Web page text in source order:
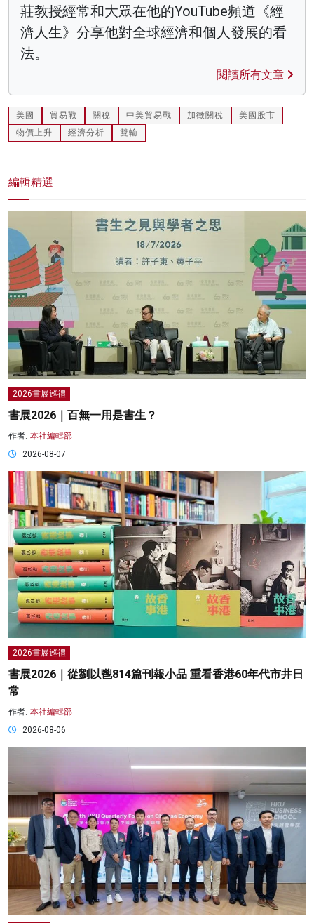
莊教授經常和大眾在他的YouTube頻道《經
濟人生》分享他對全球經濟和個人發展的看
法。
閱讀所有文章
美國 貿易戰 關稅 中美貿易戰 加徵關稅
美國股市
物價上升
經濟分析 雙輸
編輯精選
2026書展巡禮
書展2026｜百無一用是書生？
作者: 本社編輯部
2026-08-07
2026書展巡禮
書展2026｜從劉以鬯814篇刊報小品 重看香港60年代市井日
常
作者: 本社編輯部
2026-08-06